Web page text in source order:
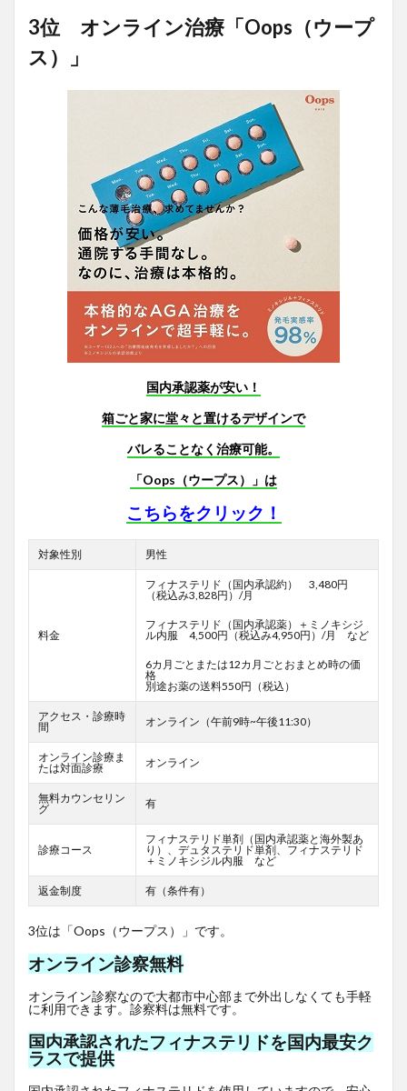
3位 オンライン治療「Oops（ウープ
ス）」
国内承認薬が安い！
箱ごと家に堂々と置けるデザインで
バレることなく治療可能。
「Oops（ウープス）」は
こちらをクリック！
対象性別 男性
料金
フィナステリド（国内承認約） 3,480円
（税込み3,828円）/月
フィナステリド（国内承認薬）＋ミノキシジ
ル内服 4,500円（税込み4,950円）/月 など
6カ月ごとまたは12カ月ごとおまとめ時の価
格
別途お薬の送料550円（税込）
アクセス・診療時
間
オンライン（午前9時~午後11:30）
オンライン診療ま
たは対面診療
オンライン
無料カウンセリン
グ
有
診療コース
フィナステリド単剤（国内承認薬と海外製あ
り）、デュタステリド単剤、フィナステリド
＋ミノキシジル内服 など
返金制度 有（条件有）
3位は「Oops（ウープス）」です。
オンライン診察無料
オンライン診察なので大都市中心部まで外出しなくても手軽
に利用できます。診察料は無料です。
国内承認されたフィナステリドを国内最安ク
ラスで提供